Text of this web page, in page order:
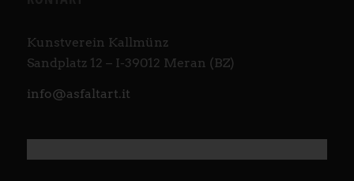
Kunstverein Kallmünz
Sandplatz 12 – I-39012 Meran (BZ)
info@asfaltart.it